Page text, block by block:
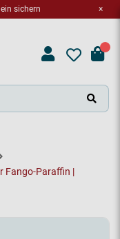
×
sichern
Fango-Paraffin |